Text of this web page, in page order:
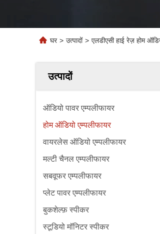
घर > उत्पादों > एलडीएसी हाई रेज़ होम
उत्पादों
ऑडियो पावर एम्पलीफायर
होम ऑडियो एम्पलीफायर
वायरलेस ऑडियो एम्पलीफायर
मल्टी चैनल एम्पलीफायर
सबवूफर एम्पलीफायर
प्लेट पावर एम्पलीफायर
बुकशेल्फ़ स्पीकर
स्टूडियो मॉनिटर स्पीकर